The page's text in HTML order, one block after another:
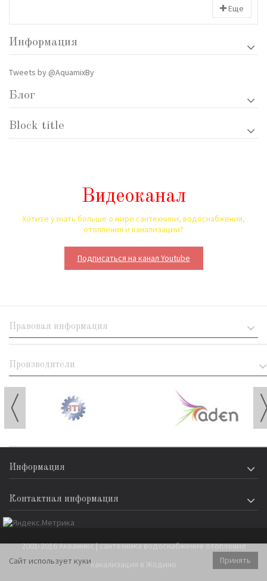
Еще
Информация
Tweets by @AquamixBy
Блог
Block title
Видеоканал
Хотите узнать больше о мире сантехники, водоснабжения,
отопления и канализации?
Подписаться на канал Youtube
Правовая информация
Производители
Информация
Контактная информация
2001-2016 Аквамикс | сантехника водоснабжение отопление
канализация в Жодино
Принять
Сайт использует куки